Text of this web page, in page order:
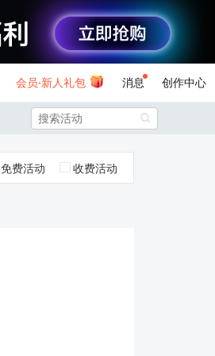
会员·新人礼包 消息 创作中心

免费活动 收费活动